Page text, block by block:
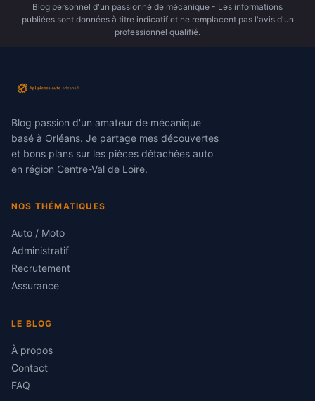
Blog personnel d'un passionné de mécanique - Les informations
publiées sont données à titre indicatif et ne remplacent pas l'avis d'un
professionnel qualifié.
Blog passion d'un amateur de mécanique
basé à Orléans. Je partage mes découvertes
et bons plans sur les pièces détachées auto
en région Centre-Val de Loire.
NOS THÉMATIQUES
Auto / Moto
Administratif
Recrutement
Assurance
LE BLOG
À propos
Contact
FAQ